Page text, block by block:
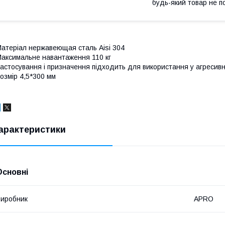
будь-який товар не
нержавеющая сталь Aisi 304
навантаження 110 кг
і призначення підходить для використання у
4,5*300 мм
APRO